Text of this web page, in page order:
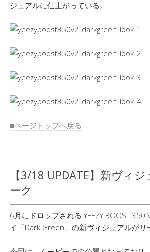
ジュアルに仕上がっている。
■ページトップへ戻る
【3/18 UPDATE】新ヴィ
ーク
6月にドロップされる YEEZY BOOST 350
イ「Dark Green」の新ヴィジュアルがリ